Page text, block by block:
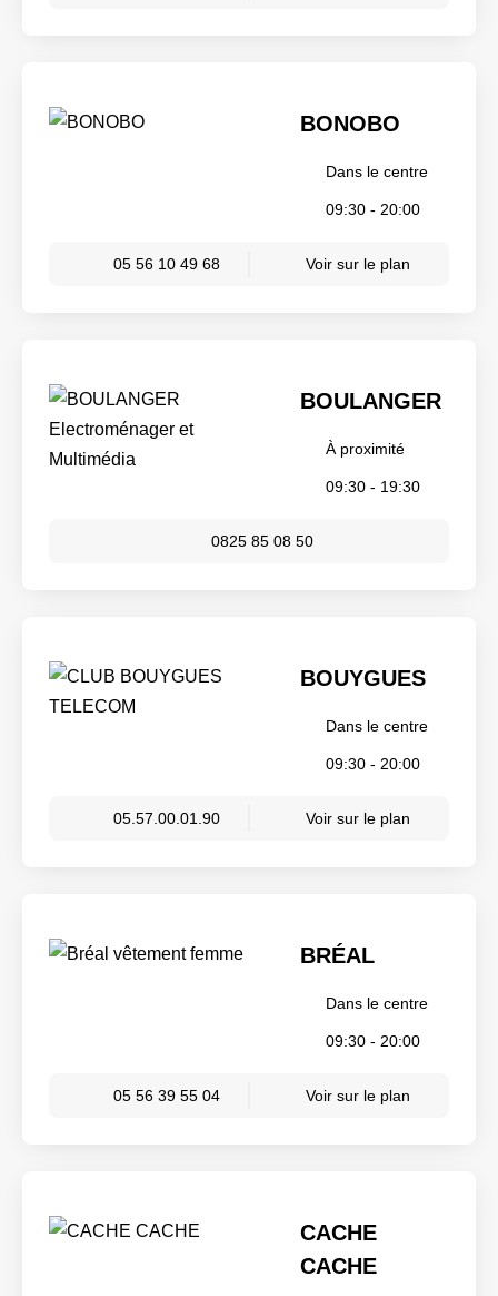
BONOBO
Dans le centre
09:30 - 20:00
05 56 10 49 68 Voir sur le plan
BOULANGER
À proximité
09:30 - 19:30
0825 85 08 50
BOUYGUES
Dans le centre
09:30 - 20:00
05.57.00.01.90 Voir sur le plan
BRÉAL
Dans le centre
09:30 - 20:00
05 56 39 55 04 Voir sur le plan
CACHE
CACHE